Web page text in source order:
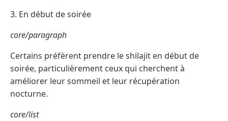
3. En début de soirée
core/paragraph
Certains préfèrent prendre le shilajit en début de
soirée, particulièrement ceux qui cherchent à
améliorer leur sommeil et leur récupération
nocturne.
core/list